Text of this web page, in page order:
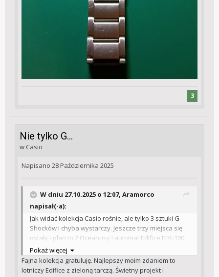
3
Nie tylko G...
w Casio
Napisano 28 Października 2025
W dniu 27.10.2025 o 12:07, Aramorco
napisał(-a):
Jak widać kolekcja Casio rośnie, ale tylko 3 sztuki G-
Shocków i chyba wystarczy. Jeszcze trzy miejsca się
ostały - plan to 2 Oceanusy i automat Edifice EFK-100.
Pokaż więcej
Fajna kolekcja gratuluję. Najlepszy moim zdaniem to
lotniczy Edifice z zieloną tarczą. Świetny projekt i